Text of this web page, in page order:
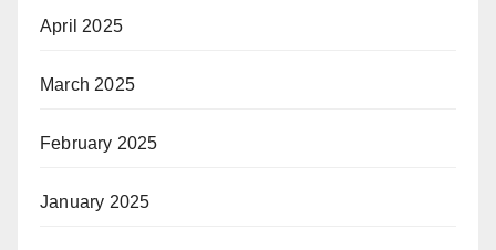
April 2025
March 2025
February 2025
January 2025